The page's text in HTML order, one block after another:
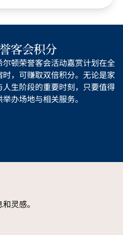
客会积分
顿荣誉客会活动嘉赏计划在全
，可赚取双倍积分。无论是家
生阶段的重要时刻，只要值得
办场地与相关服务。
灵感。